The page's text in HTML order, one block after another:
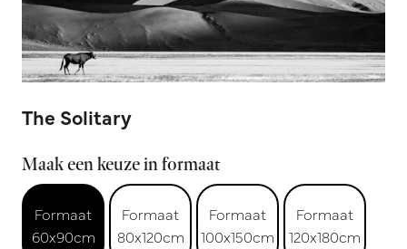
The Solitary
Maak een keuze in formaat
Formaat
60x90cm
Formaat
80x120cm
Formaat
100x150cm
Formaat
120x180cm